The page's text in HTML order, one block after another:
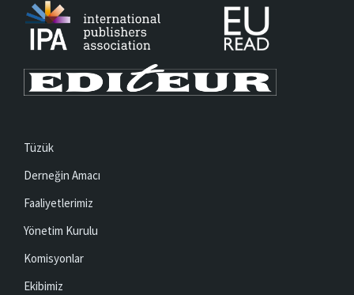
Tüzük
Derneğin Amacı
Faaliyetlerimiz
Yönetim Kurulu
Komisyonlar
Ekibimiz